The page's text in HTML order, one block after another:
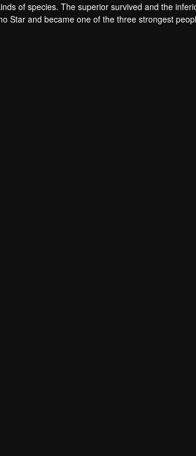
of species. The superior survived and the
Star and became one of the three strongest
took the flesh of the monster. In the flesh, he